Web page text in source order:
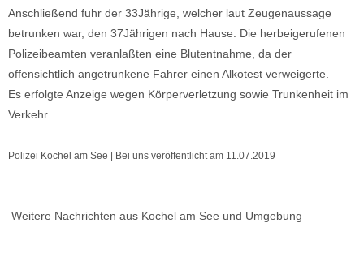
Anschließend fuhr der 33Jährige, welcher laut Zeugenaussage
betrunken war, den 37Jährigen nach Hause. Die herbeigerufenen
Polizeibeamten veranlaßten eine Blutentnahme, da der
offensichtlich angetrunkene Fahrer einen Alkotest verweigerte.
Es erfolgte Anzeige wegen Körperverletzung sowie Trunkenheit im
Verkehr.
Polizei Kochel am See | Bei uns veröffentlicht am 11.07.2019
Weitere Nachrichten aus Kochel am See und Umgebung